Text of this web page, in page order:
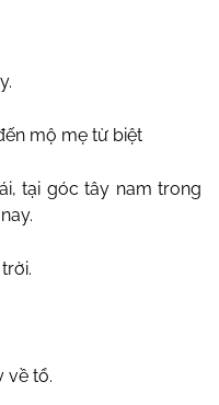
mộ mẹ từ biệt
tại góc tây nam trong
về tổ.